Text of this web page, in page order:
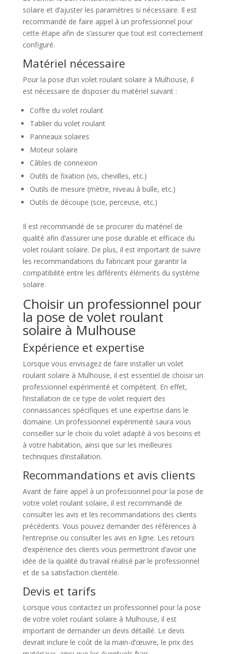
solaire et d’ajuster les paramètres si nécessaire. Il est
recommandé de faire appel à un professionnel pour
cette étape afin de s’assurer que tout est correctement
configuré.
Matériel nécessaire
Pour la pose d’un volet roulant solaire à Mulhouse, il
est nécessaire de disposer du matériel suivant :
Coffre du volet roulant
Tablier du volet roulant
Panneaux solaires
Moteur solaire
Câbles de connexion
Outils de fixation (vis, chevilles, etc.)
Outils de mesure (mètre, niveau à bulle, etc.)
Outils de découpe (scie, perceuse, etc.)
Il est recommandé de se procurer du matériel de
qualité afin d’assurer une pose durable et efficace du
volet roulant solaire. De plus, il est important de suivre
les recommandations du fabricant pour garantir la
compatibilité entre les différents éléments du système
solaire.
Choisir un professionnel pour
la pose de volet roulant
solaire à Mulhouse
Expérience et expertise
Lorsque vous envisagez de faire installer un volet
roulant solaire à Mulhouse, il est essentiel de choisir un
professionnel expérimenté et compétent. En effet,
l’installation de ce type de volet requiert des
connaissances spécifiques et une expertise dans le
domaine. Un professionnel expérimenté saura vous
conseiller sur le choix du volet adapté à vos besoins et
à votre habitation, ainsi que sur les meilleures
techniques d’installation.
Recommandations et avis clients
Avant de faire appel à un professionnel pour la pose de
votre volet roulant solaire, il est recommandé de
consulter les avis et les recommandations des clients
précédents. Vous pouvez demander des références à
l’entreprise ou consulter les avis en ligne. Les retours
d’expérience des clients vous permettront d’avoir une
idée de la qualité du travail réalisé par le professionnel
et de sa satisfaction clientèle.
Devis et tarifs
Lorsque vous contactez un professionnel pour la pose
de votre volet roulant solaire à Mulhouse, il est
important de demander un devis détaillé. Le devis
devrait inclure le coût de la main-d’œuvre, le prix des